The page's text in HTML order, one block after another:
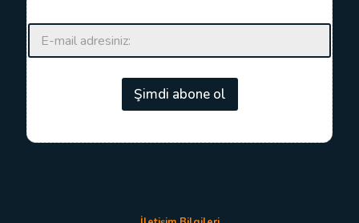
s
t
a
*
E
p
*
Şimdi abone ol